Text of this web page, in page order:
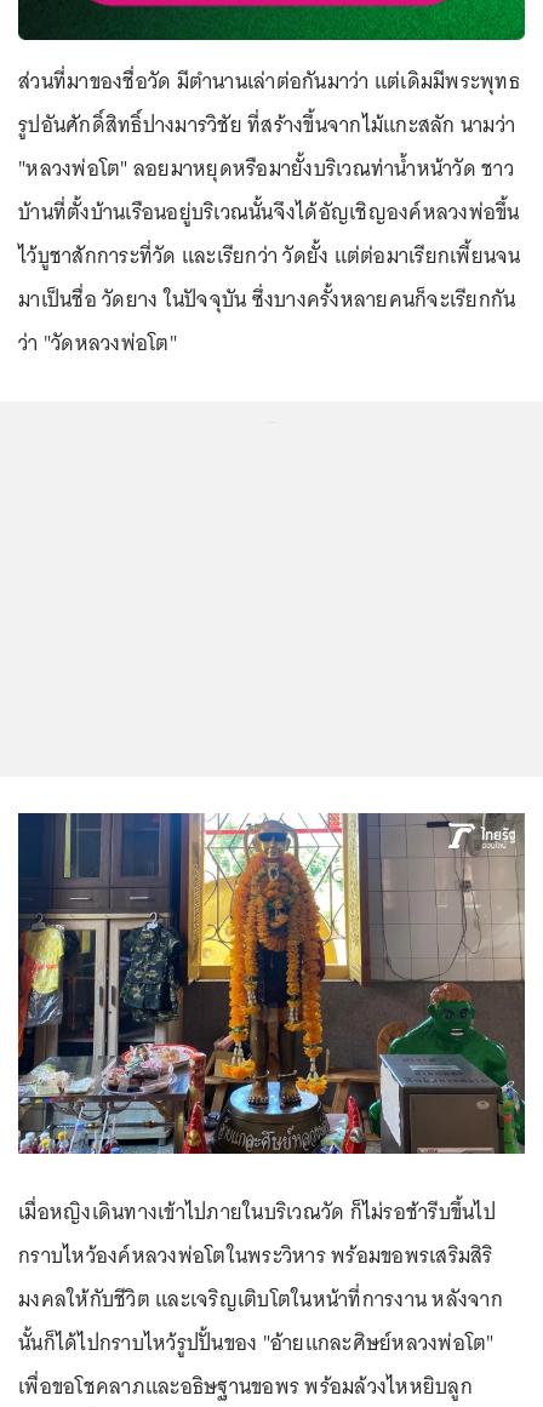
ส่วนที่มาของชื่อวัด มีตำนานเล่าต่อกันมาว่า แต่เดิมมีพระพุทธ
รูปอันศักดิ์สิทธิ์ปางมารวิชัย ที่สร้างขึ้นจากไม้แกะสลัก นามว่า
"หลวงพ่อโต" ลอยมาหยุดหรือมายั้งบริเวณท่าน้ำหน้าวัด ชาว
บ้านที่ตั้งบ้านเรือนอยู่บริเวณนั้นจึงได้อัญเชิญองค์หลวงพ่อขึ้น
ไว้บูชาสักการะที่วัด และเรียกว่า วัดยั้ง แต่ต่อมาเรียกเพี้ยนจน
มาเป็นชื่อ วัดยาง ในปัจจุบัน ซึ่งบางครั้งหลายคนก็จะเรียกกัน
ว่า "วัดหลวงพ่อโต"
เมื่อหญิงเดินทางเข้าไปภายในบริเวณวัด ก็ไม่รอช้ารีบขึ้นไป
กราบไหว้องค์หลวงพ่อโตในพระวิหาร พร้อมขอพรเสริมสิริ
มงคลให้กับชีวิต และเจริญเติบโตในหน้าที่การงาน หลังจาก
นั้นก็ได้ไปกราบไหว้รูปปั้นของ "อ้ายแกละศิษย์หลวงพ่อโต"
เพื่อขอโชคลาภและอธิษฐานขอพร พร้อมล้วงไหหยิบลูก